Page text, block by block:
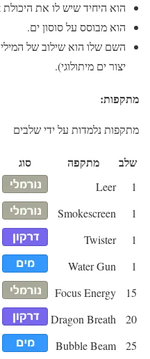
הוא היחיד שיש לו את היכולת Poison Point מבלי להיות מסוג רעל.
הוא מבוסס על סוסון ים.
יצור ים מיתולוגי).
מתקפות:
מתקפות נלמדות על ידי שלבים
שלב מתקפה סוג
1
Leer
1
Smokescreen
1
Twister
1
Water Gun
15
Focus Energy
20
Dragon Breath
25
Bubble Beam